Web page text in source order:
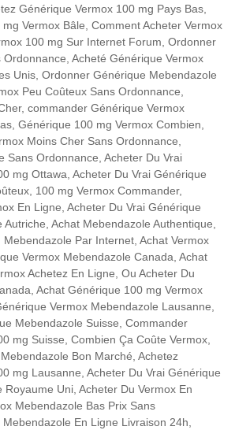
Générique Vermox 100 mg Pays Bas,
Vermox Bâle, Comment Acheter Vermox
100 mg Sur Internet Forum, Ordonner
Acheté Générique Vermox
Unis, Ordonner Générique Mebendazole
Peu Coûteux Sans Ordonnance,
commander Générique Vermox
Générique 100 mg Vermox Combien,
Moins Cher Sans Ordonnance,
Sans Ordonnance, Acheter Du Vrai
mg Ottawa, Acheter Du Vrai Générique
100 mg Vermox Commander,
En Ligne, Acheter Du Vrai Générique
Achat Mebendazole Authentique,
Par Internet, Achat Vermox
Vermox Mebendazole Canada, Achat
Achetez En Ligne, Ou Acheter Du
Achat Générique 100 mg Vermox
Vermox Mebendazole Lausanne,
Mebendazole Suisse, Commander
mg Suisse, Combien Ça Coûte Vermox,
Bon Marché, Achetez
mg Lausanne, Acheter Du Vrai Générique
Royaume Uni, Acheter Du Vermox En
Mebendazole Bas Prix Sans
En Ligne Livraison 24h,